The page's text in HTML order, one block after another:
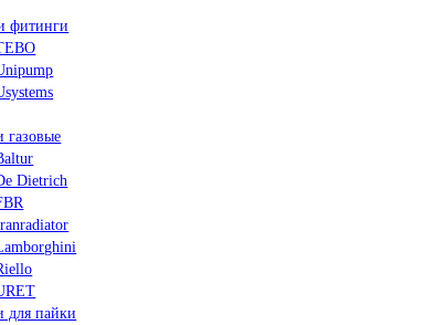
фитинги
газовые
Dietrich
для пайки